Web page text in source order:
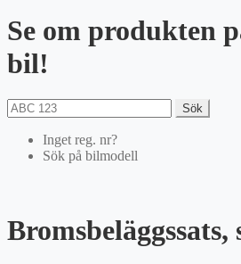
Se om produkten
bil!
Sök
Inget reg. nr?
Sök på bilmodell